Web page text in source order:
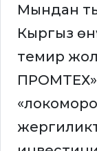
Мындан
Кыргыз
темир